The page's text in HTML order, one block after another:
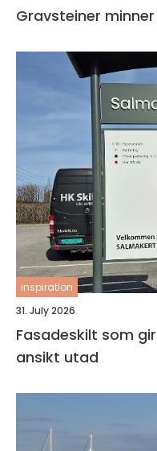
inspiration
31. July 2026
Fasadeskilt som
ansikt utad